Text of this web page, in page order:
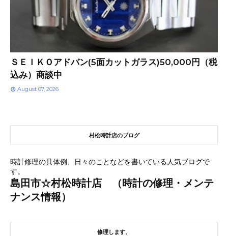
ＳＥＩＫＯアドバン(5面カットガラス)50,000円（税
込み）商談中
August 07, 2026
村松時計店のブログ
時計修理の具体例、日々のことなどを書いている人気ブログで
す。
島田市☆村松時計店 （時計の修理・メンテ
ナンス情報）
修理します。